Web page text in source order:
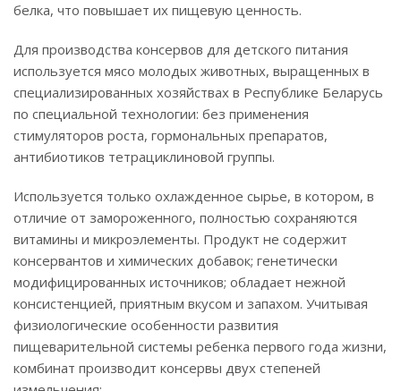
белка, что повышает их пищевую ценность.
Для производства консервов для детского питания
используется мясо молодых животных, выращенных в
специализированных хозяйствах в Республике Беларусь
по специальной технологии: без применения
стимуляторов роста, гормональных препаратов,
антибиотиков тетрациклиновой группы.
Используется только охлажденное сырье, в котором, в
отличие от замороженного, полностью сохраняются
витамины и микроэлементы. Продукт не содержит
консервантов и химических добавок; генетически
модифицированных источников; обладает нежной
консистенцией, приятным вкусом и запахом. Учитывая
физиологические особенности развития
пищеварительной системы ребенка первого года жизни,
комбинат производит консервы двух степеней